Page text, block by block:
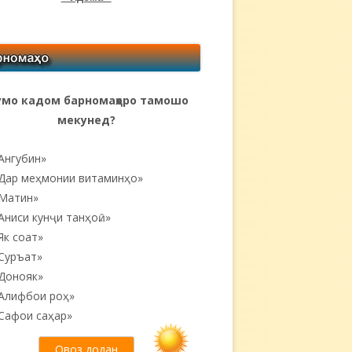
кадом барномаҳоро тамошо
мекунед?
меҳмонии витаминҳо»
кунҷи танҳоӣ...»
соат»
роҳ»
саҳар»